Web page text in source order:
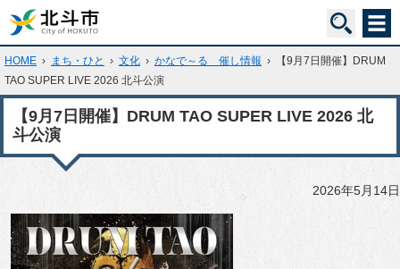
HOME › まち・ひと › 文化 › かなで～る 催し情報 ›
【9月7日開催】DRUM
TAO SUPER LIVE 2026 北斗公演
【9月7日開催】DRUM TAO SUPER LIVE 2026 北
斗公演
2026年5月14日